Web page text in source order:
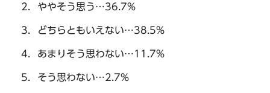
ややそう思う…36.7%
どちらともいえない…38.5%
あまりそう思わない…11.7%
そう思わない…2.7%